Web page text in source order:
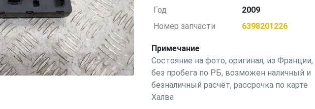
Год
2009
Номер запчасти
6398201226
Примечание
Состояние на фото, оригинал, из Франции,
без пробега по РБ, возможен наличный и
безналичный расчёт, рассрочка по карте
Халва